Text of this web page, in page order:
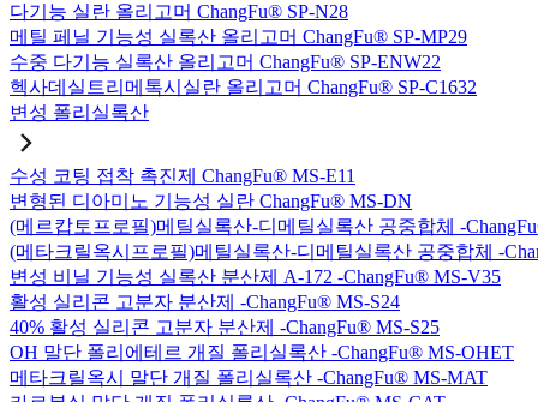
다기능 실란 올리고머 ChangFu® SP-N28
메틸 페닐 기능성 실록산 올리고머 ChangFu® SP-MP29
수중 다기능 실록산 올리고머 ChangFu® SP-ENW22
헥사데실트리메톡시실란 올리고머 ChangFu® SP-C1632
변성 폴리실록산
수성 코팅 접착 촉진제 ChangFu® MS-E11
변형된 디아미노 기능성 실란 ChangFu® MS-DN
(메르캅토프로필)메틸실록산-디메틸실록산 공중합체 -
(메타크릴옥시프로필)메틸실록산-디메틸실록산 공중합체 -
변성 비닐 기능성 실록산 분산제 A-172 -ChangFu® MS-V35
활성 실리콘 고분자 분산제 -ChangFu® MS-S24
40% 활성 실리콘 고분자 분산제 -ChangFu® MS-S25
OH 말단 폴리에테르 개질 폴리실록산 -ChangFu® MS-OHET
메타크릴옥시 말단 개질 폴리실록산 -ChangFu® MS-MAT